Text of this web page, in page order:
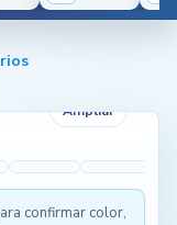
Ampliar
confirmar color,